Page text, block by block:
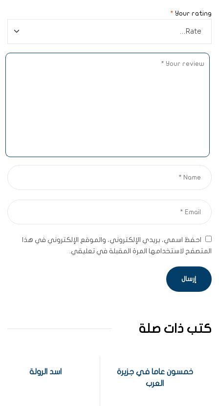
Your rating
*
احفظ اسمي، بريدي الإلكتروني، والموقع الإلكتروني في هذا
المتصفح لاستخدامها المرة المقبلة في تعليقي.
كتب ذات صلة
خمسون عاما في جزيرة
العرب
اسد الرولة